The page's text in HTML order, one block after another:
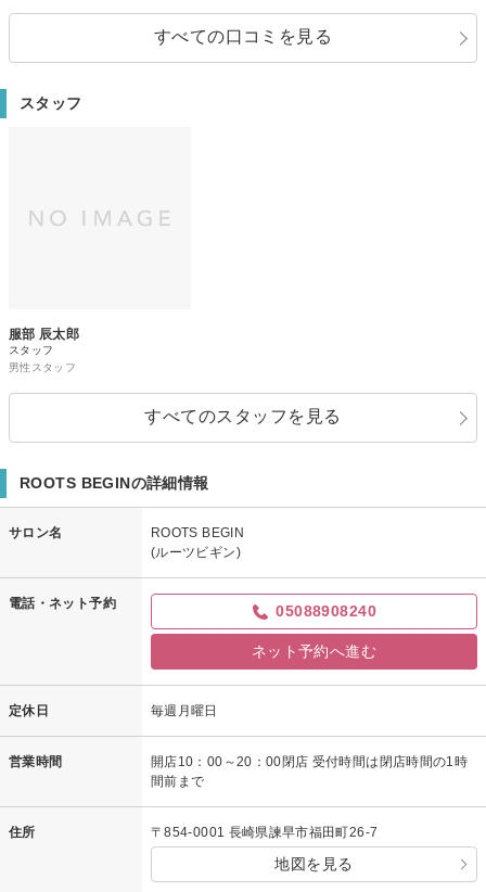
すべての口コミを見る
スタッフ
服部 辰太郎
スタッフ
男性スタッフ
すべてのスタッフを見る
ROOTS BEGINの詳細情報
サロン名
ROOTS BEGIN
(ルーツビギン)
電話・ネット予約 05088908240
ネット予約へ進む
定休日 毎週月曜日
営業時間
開店10：00～20：00閉店 受付時間は閉店時間の1時
間前まで
住所 〒854-0001 長崎県諫早市福田町26-7
地図を見る